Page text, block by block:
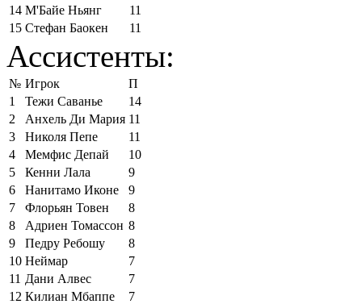
14 М'Байе Ньянг
11
15 Стефан Баокен 11
Ассистенты:
№ Игрок
П
1
Тежи Саванье
14
2
Анхель Ди Мария 11
3
Николя Пепе
11
4
Мемфис Депай
10
5
Кенни Лала
9
6
Нанитамо Иконе
9
7
Флорьян Товен
8
8
Адриен Томассон 8
9
Педру Ребошу
8
10 Неймар
7
11 Дани Алвес
7
12 Килиан Мбаппе
7